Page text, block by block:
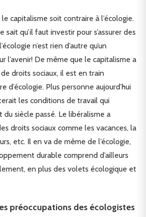
le capitalisme soit contraire à l’écologie.
sait qu’il faut investir pour s’assurer des
n’est rien d’autre qu’un
l’avenir! De même que le capitalisme a
droits sociaux, il est en train
d’écologie. Plus personne aujourd’hui
les conditions de travail qui
siècle passé. Le libéralisme a
droits sociaux comme les vacances, la
etc. Il en va de même de l’écologie,
durable comprend d’ailleurs
en plus des volets écologique et
préoccupations des écologistes